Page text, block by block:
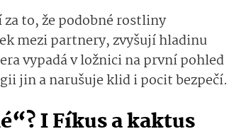
to, že podobné rostliny
mezi partnery, zvyšují hladinu
vypadá v ložnici na první pohled
jin a narušuje klid i pocit bezpečí.
I Fíkus a kaktus